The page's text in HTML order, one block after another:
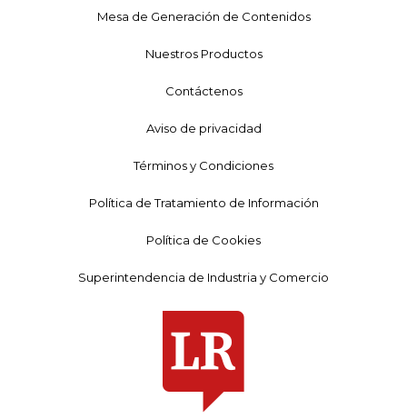
Mesa de Generación de Contenidos
Nuestros Productos
Contáctenos
Aviso de privacidad
Términos y Condiciones
Política de Tratamiento de Información
Política de Cookies
Superintendencia de Industria y Comercio